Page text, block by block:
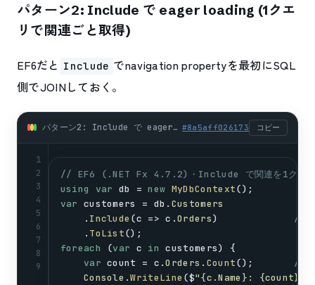
パターン2: Include で eager loading (1クエ
リで関連ごと取得)
EF6だと Include でnavigation propertyを最初にSQL
側でJOINしておく。
パターン2: Include で eager loading (1クエリで関連ごと取得) (csharp) #8a5aff026173 コピー
1
2
3
4
5
6
7
8
9
// EF6 (.NET Fx 4.7.2)・Include で関連を1クエリ
using
var db = new MyDbContext();
var customers = db . Customers
    .
Include (c => c .Orders) //
    .
ToList();
foreach
(var c in customers) {
var count = c .Orders . Count(); // メ
Console .WriteLine ($"{c.Name}: {count}件"